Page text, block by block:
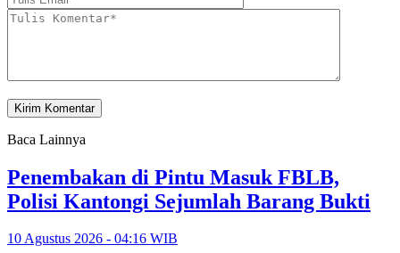
Baca Lainnya
Penembakan di Pintu Masuk FBLB,
Polisi Kantongi Sejumlah Barang Bukti
10 Agustus 2026 - 04:16 WIB